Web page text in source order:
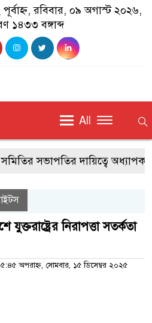
রবিবার, ০৯ অগাস্ট ২০২৬,
১৪৩৩ বঙ্গাব্দ
All
সভাপতির দায়িত্বে অধ্যাপক
যুক্তরাষ্ট্রের নিরাপত্তা সতর্কতা
অপরাহ্ন, সোমবার, ১৫ ডিসেম্বর ২০২৫